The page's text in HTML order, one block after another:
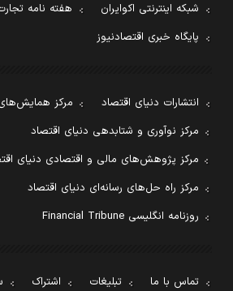
شبکه اینترنتی اکوایران
هفته نامه
پایگاه خبری اقتصادنیوز
انتشارات دنیای اقتصاد
مرکز
مرکز نوآوری و شتابدهی دنیای اقتصاد
مرکز پژوهش‌های مالی و اقتصادی دنیای
مرکز راه حل‌های رسانه‌ای دنیای اقتصاد
روزنامه انگلیسی Financial Tribune
تماس با ما تبلیغات اشتراک